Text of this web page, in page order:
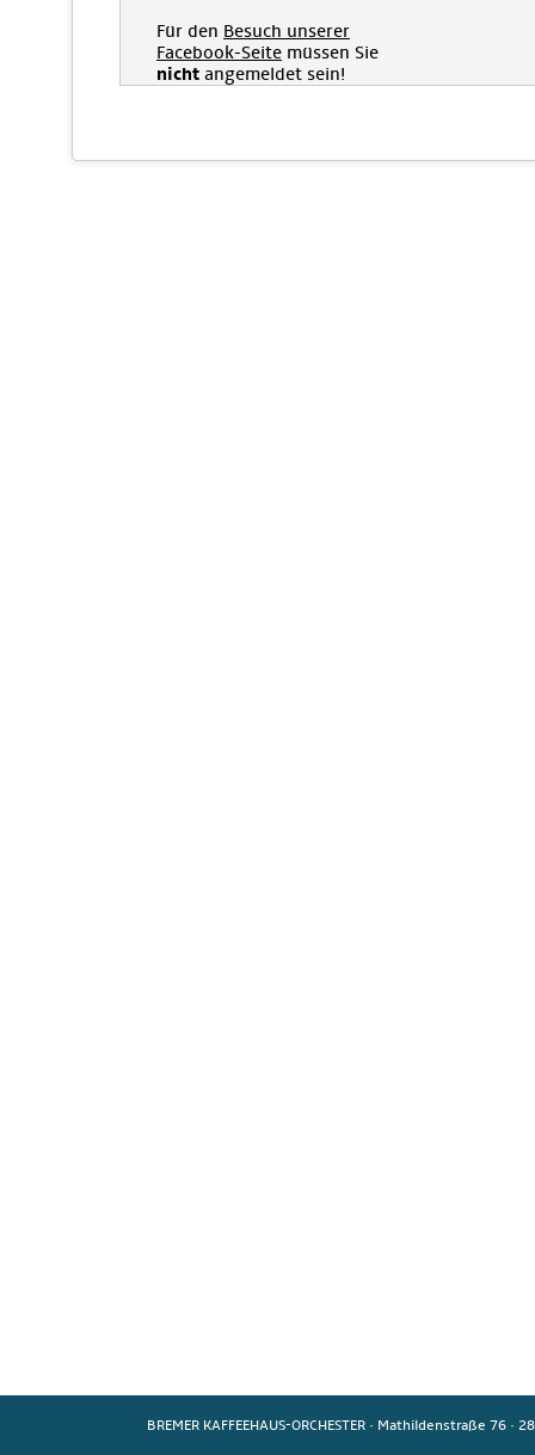
Für den Besuch unserer
Facebook-Seite müssen Sie
nicht angemeldet sein!
BREMER KAFFEEHAUS-ORCHESTER · Mathildenstraße 76 ·